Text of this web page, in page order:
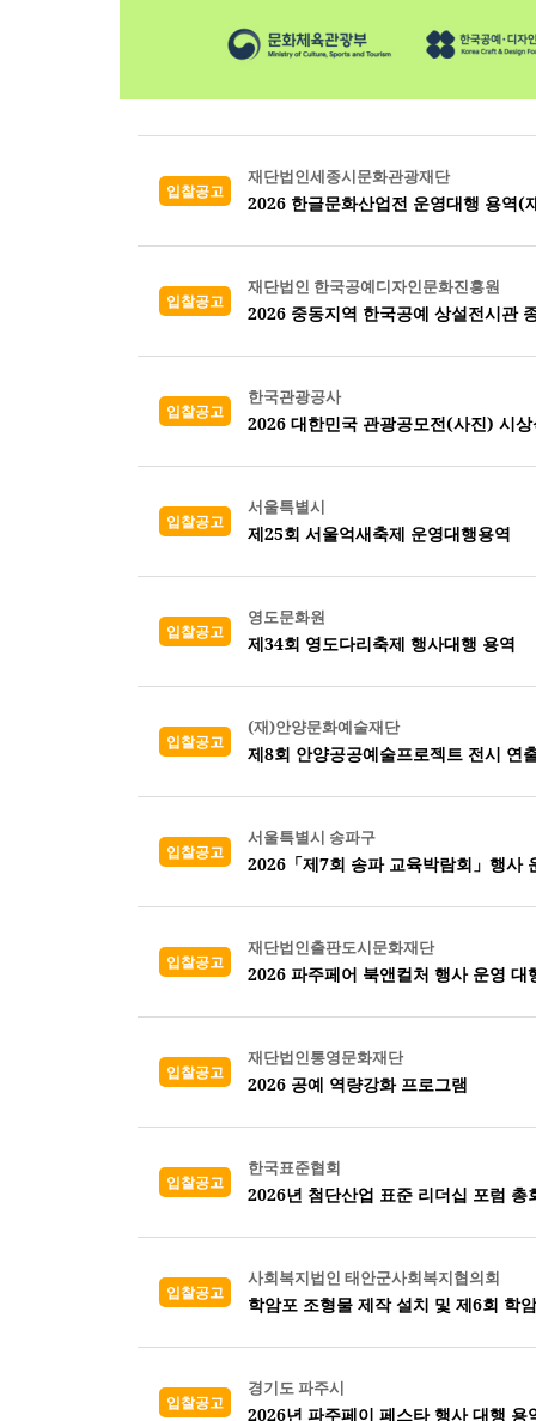
입찰공고
재단법인세종시문화관광재단
2026 한글문화산업전 운영대행 용역(
입찰공고
재단법인 한국공예디자인문화진흥원
2026 중동지역 한국공예 상설전시관
입찰공고
한국관광공사
2026 대한민국 관광공모전(사진) 시
입찰공고
서울특별시
제25회 서울억새축제 운영대행용역
입찰공고
영도문화원
제34회 영도다리축제 행사대행 용역
입찰공고
(재)안양문화예술재단
제8회 안양공공예술프로젝트 전시 연
입찰공고
서울특별시 송파구
2026「제7회 송파 교육박람회」행사
입찰공고
재단법인출판도시문화재단
2026 파주페어 북앤컬처 행사 운영 대
입찰공고
재단법인통영문화재단
2026 공예 역량강화 프로그램
입찰공고
한국표준협회
2026년 첨단산업 표준 리더십 포럼 총
입찰공고
사회복지법인 태안군사회복지협의회
학암포 조형물 제작 설치 및 제6회 학
입찰공고
경기도 파주시
2026년 파주페이 페스타 행사 대행 용